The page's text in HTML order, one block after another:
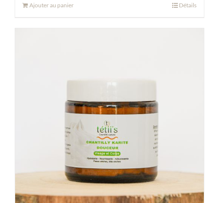
Ajouter au panier Détails